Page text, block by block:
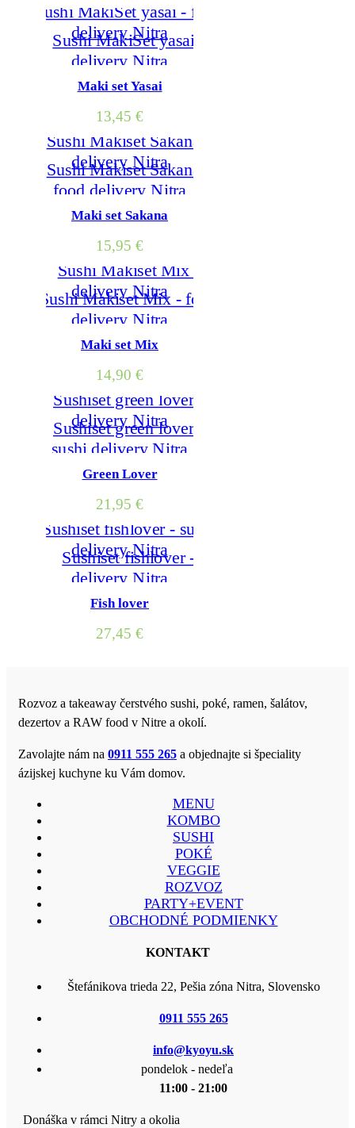
Maki set Yasai
13,45 €
Maki set Sakana
15,95 €
Maki set Mix
14,90 €
Green Lover
21,95 €
Fish lover
27,45 €
Rozvoz a takeaway čerstvého sushi, poké, ramen, šalátov,
dezertov a RAW food v Nitre a okolí.
Zavolajte nám na 0911 555 265 a objednajte si špeciality
ázijskej kuchyne ku Vám domov.
MENU
KOMBO
SUSHI
POKÉ
VEGGIE
ROZVOZ
PARTY+EVENT
OBCHODNÉ PODMIENKY
KONTAKT
Štefánikova trieda 22, Pešia zóna Nitra, Slovensko
0911 555 265
info@kyoyu.sk
pondelok - nedeľa
11:00 - 21:00
Donáška v rámci Nitry a okolia